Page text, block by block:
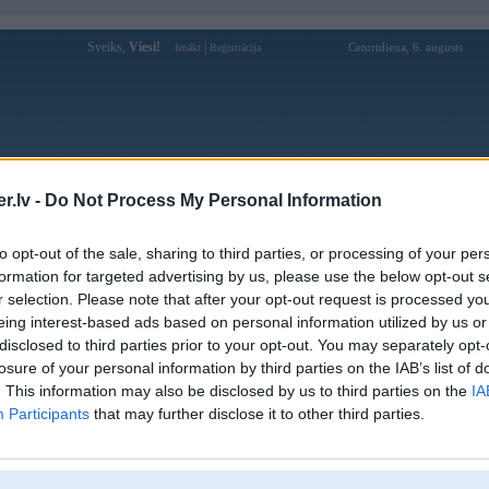
- Do Not Process My Personal Information
opt-out of the sale, sharing to third parties, or processing of your
for targeted advertising by us, please use the below opt-out
selection. Please note that after your opt-out request is processed
interest-based ads based on personal information utilized by us
to third parties prior to your opt-out. You may separately
of your personal information by third parties on the IAB’s list of
This information may also be disclosed by us to third parties on the
Participants that may further disclose it to other third parties.
Sveiks, Viesi! Ienākt Reģistrācija Ceturtdiena, 6. augusts
Forums Galerijas Reģistrācija Lietotāji
Lietotāja mb88ncom profils
Lietotājvārds:
mb88ncom
Ziņojumi forumā:
0
Pēdējie ziņojumi forumā